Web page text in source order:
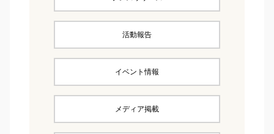
活動報告
イベント情報
メディア掲載